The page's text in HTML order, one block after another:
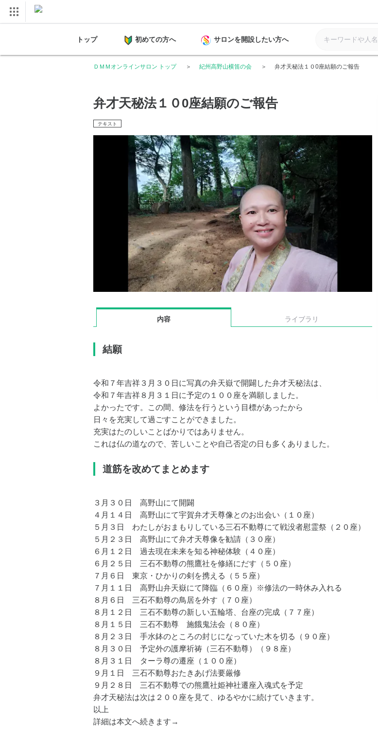
トップ 初めての方へ サロンを開設したい方へ
ＤＭＭオンラインサロン トップ 紀州高野山横笛の会 弁才天秘法１０0座結願のご報告
弁才天秘法１０0座結願のご報告
テキスト
内容 ライブラリ
結願
令和７年吉祥３月３０日に写真の弁天嶽で開闢した弁才天秘法は、
令和７年吉祥８月３１日に予定の１００座を満願しました。
よかったです。この間、修法を行うという目標があったから
日々を充実して過ごすことができました。
充実はたのしいことばかりではありません。
これは仏の道なので、苦しいことや自己否定の日も多くありました。
道筋を改めてまとめます
３月３０日 高野山にて開闢
４月１４日 高野山にて宇賀弁才天尊像とのお出会い（１０座）
５月３日 わたしがおまもりしている三石不動尊にて戦没者慰霊祭（２０座）
５月２３日 高野山にて弁才天尊像を勧請（３０座）
６月１２日 過去現在未来を知る神秘体験（４０座）
６月２５日 三石不動尊の熊鷹社を修繕にだす（５０座）
７月６日 東京・ひかりの剣を携える（５５座）
７月１１日 高野山弁天嶽にて降臨（６０座）※修法の一時休み入れる
８月６日 三石不動尊の鳥居を外す（７０座）
８月１２日 三石不動尊の新しい五輪塔、台座の完成（７７座）
８月１５日 三石不動尊 施餓鬼法会（８０座）
８月２３日 手水鉢のところの封じになっていた木を切る（９０座）
８月３０日 予定外の護摩祈祷（三石不動尊）（９８座）
８月３１日 ターラ尊の遷座（１００座）
９月１日 三石不動尊おたきあげ法要厳修
９月２８日 三石不動尊での熊鷹社姫神社遷座入魂式を予定
弁才天秘法は次は２００座を見て、ゆるやかに続けていきます。
以上
詳細は本文へ続きます→